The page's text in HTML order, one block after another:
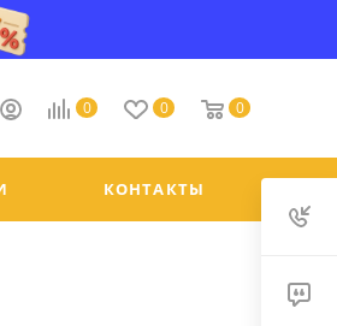
0 0 0
КОНТАКТЫ